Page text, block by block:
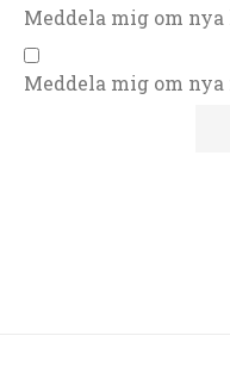
Meddela mig om
Meddela mig om